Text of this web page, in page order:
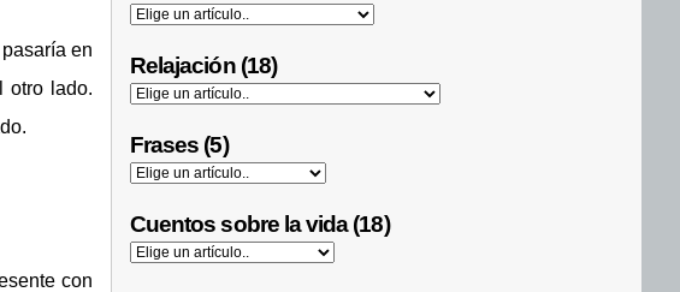
en
otro lado.
con
Relajación (18)
Frases (5)
Cuentos sobre la vida (18)